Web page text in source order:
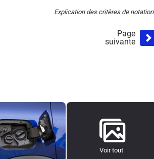
Explication des critères de notation
Page
suivante
Voir tout